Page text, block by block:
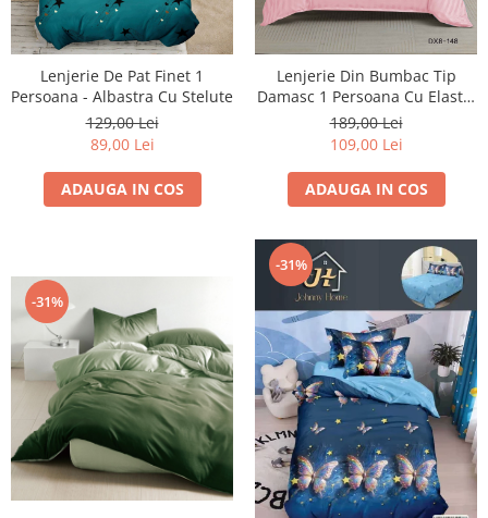
Lenjerie De Pat Finet 1
Persoana - Albastra Cu Stelute
129,00 Lei
89,00 Lei
ADAUGA IN COS
Lenjerie Din Bumbac Tip
Damasc 1 Persoana Cu Elastic
- Roz
189,00 Lei
109,00 Lei
ADAUGA IN COS
-31%
-31%